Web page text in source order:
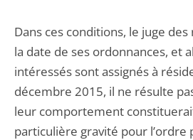
Dans ces conditions, le juge
la date de ses ordonnances, et
intéressés sont assignés à
décembre 2015, il ne résulte
leur comportement
particulière gravité pour l’ordre